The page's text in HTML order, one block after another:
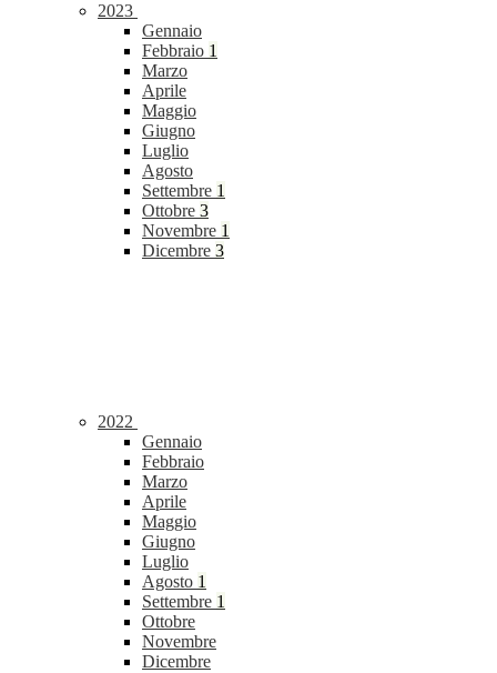
2023
Gennaio
Febbraio 1
Marzo
Aprile
Maggio
Giugno
Luglio
Agosto
Settembre 1
Ottobre 3
Novembre 1
Dicembre 3
2022
Gennaio
Febbraio
Marzo
Aprile
Maggio
Giugno
Luglio
Agosto 1
Settembre 1
Ottobre
Novembre
Dicembre